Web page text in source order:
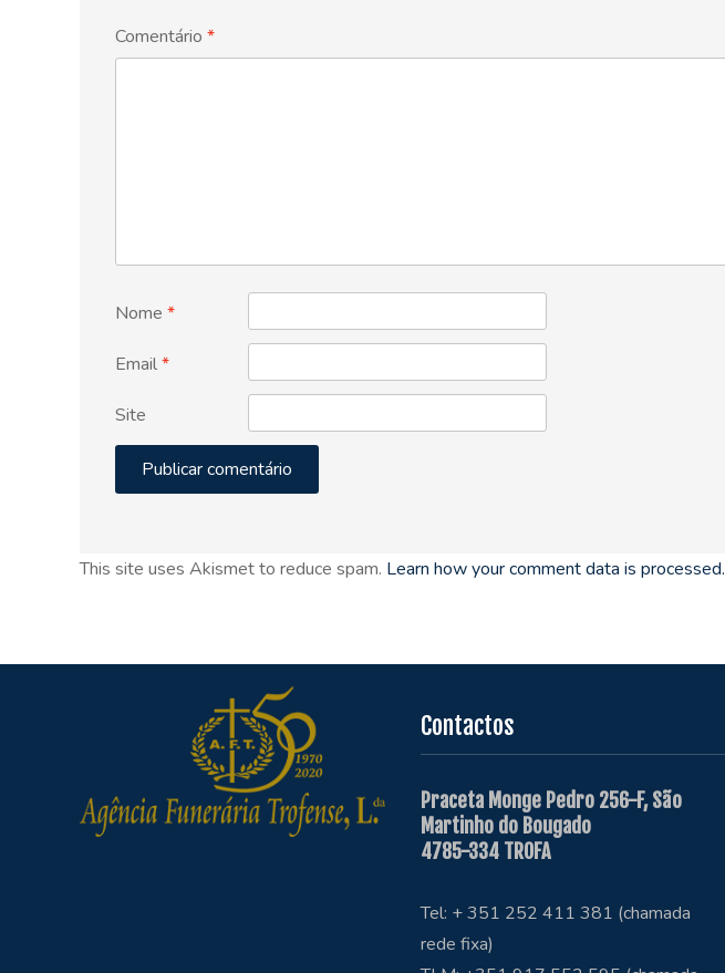
Comentário *
Nome *
Email*
Site
This site uses Akismet to reduce spam. Learn how your comment data is processed.
Contactos
Praceta Monge Pedro 256-F, São
Martinho do Bougado
4785-334 TROFA
Tel: + 351 252 411 381 (chamada
rede fixa)